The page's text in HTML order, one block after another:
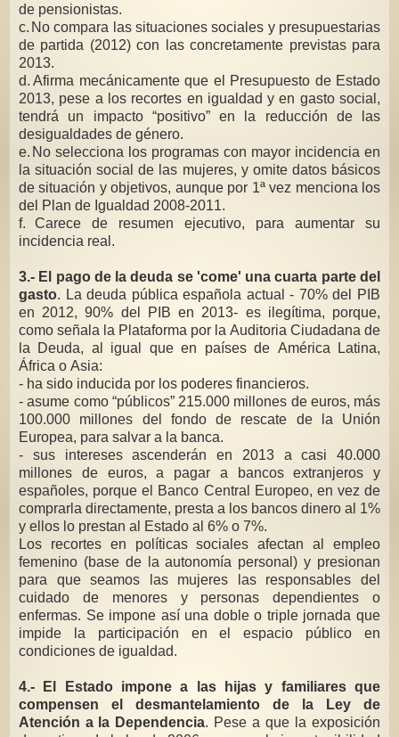
de pensionistas.
c. No compara las situaciones sociales y presupuestarias
de partida (2012) con las concretamente previstas para
2013.
d. Afirma mecánicamente que el Presupuesto de Estado
2013, pese a los recortes en igualdad y en gasto social,
tendrá un impacto “positivo” en la reducción de las
desigualdades de género.
e. No selecciona los programas con mayor incidencia en
la situación social de las mujeres, y omite datos básicos
de situación y objetivos, aunque por 1ª vez menciona los
del Plan de Igualdad 2008-2011.
f.
Carece de resumen ejecutivo, para aumentar su
incidencia real.
3.- El pago de la deuda se 'come' una cuarta parte del
gasto. La deuda pública española actual - 70% del PIB
en 2012, 90% del PIB en 2013- es ilegítima, porque,
como señala la Plataforma por la Auditoria Ciudadana de
la Deuda, al igual que en países de América Latina,
África o Asia:
- ha sido inducida por los poderes financieros.
- asume como “públicos” 215.000 millones de euros, más
100.000 millones del fondo de rescate de la Unión
Europea, para salvar a la banca.
- sus intereses ascenderán en 2013 a casi 40.000
millones de euros, a pagar a bancos extranjeros y
españoles, porque el Banco Central Europeo, en vez de
comprarla directamente, presta a los bancos dinero al 1%
y ellos lo prestan al Estado al 6% o 7%.
Los recortes en políticas sociales afectan al empleo
femenino (base de la autonomía personal) y presionan
para que seamos las mujeres las responsables del
cuidado de menores y personas dependientes o
enfermas. Se impone así una doble o triple jornada que
impide la participación en el espacio público en
condiciones de igualdad.
4.- El Estado impone a las hijas y familiares que
compensen el desmantelamiento de la Ley de
Atención a la Dependencia. Pese a que la exposición